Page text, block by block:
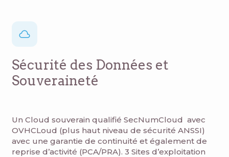
Sécurité des Données et
Souveraineté​
Un Cloud souverain qualifié SecNumCloud avec
OVHCLoud (plus haut niveau de sécurité ANSSI)
avec une garantie de continuité et également de
reprise d’activité (PCA/PRA).​ 3 Sites d’exploitation